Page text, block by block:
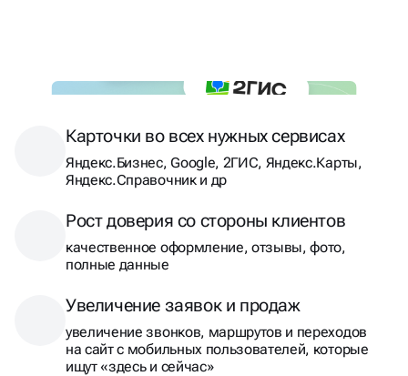
В СЕТИ
Карточки во всех нужных сервисах
Яндекс.Бизнес, Google, 2ГИС, Яндекс.Карты,
Яндекс.Справочник и др
Рост доверия со стороны клиентов
качественное оформление, отзывы, фото,
полные данные
Увеличение заявок и продаж
увеличение звонков, маршрутов и переходов
на сайт с мобильных пользователей, которые
ищут «здесь и сейчас»